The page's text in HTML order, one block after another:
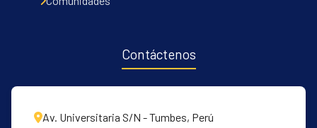
Contáctenos
Av. Universitaria S/N - Tumbes, Perú